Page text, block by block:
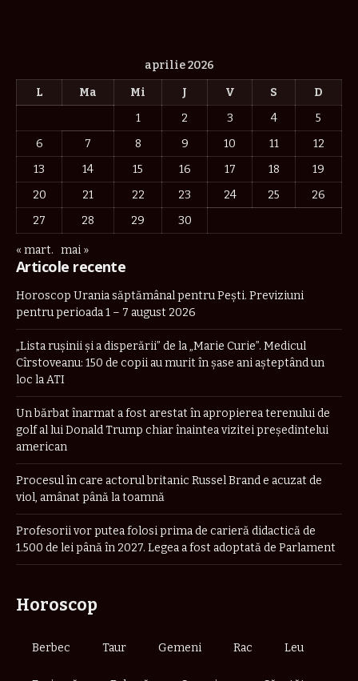
aprilie 2026
L
Ma Mi J V S
D
1
2 3 4
5
6
7 8 9 10 11
12
13
14 15 16 17 18
19
20
21 22 23 24 25
26
27
28 29 30
« mart. mai »
Articole recente
Horoscop Urania săptămânal pentru Pești. Previziuni
pentru perioada 1 – 7 august 2026
„Lista rușinii și a disperării” de la „Marie Curie”. Medicul
Cîrstoveanu: 150 de copii au murit în șase ani așteptând un
loc la ATI
Un bărbat înarmat a fost arestat în apropierea terenului de
golf al lui Donald Trump chiar înaintea vizitei președintelui
american
Procesul în care actorul britanic Russel Brand e acuzat de
viol, amânat până la toamnă
Profesorii vor putea folosi prima de carieră didactică de
1.500 de lei până în 2027. Legea a fost adoptată de Parlament
Horoscop
Berbec Taur Gemeni Rac Leu